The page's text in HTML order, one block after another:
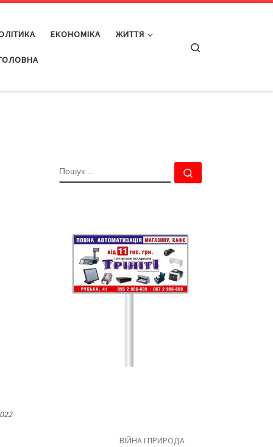
ЕКОНОМІКА ЖИТТЯ
ПОШУК
ВІЙНА І ПРИРОДА